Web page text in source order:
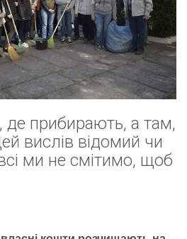
де прибирають, а там,
вислів відомий чи
ми не смітимо, щоб